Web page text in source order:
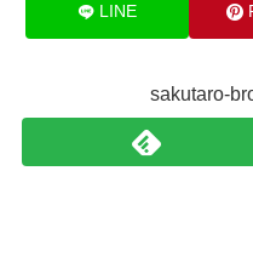
LINE
sakutaro-